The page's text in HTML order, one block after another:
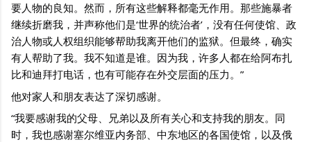
要人物的良知。然而，所有这些解释都毫无作用。那些施暴者
继续折磨我，并声称他们是‘世界的统治者’，没有任何使馆、政
治人物或人权组织能够帮助我离开他们的监狱。但最终，确实
有人帮助了我。我不知道是谁。因为我，许多人都在给阿布扎
比和迪拜打电话，也有可能存在外交层面的压力。”
他对家人和朋友表达了深切感谢。
“我要感谢我的父母、兄弟以及所有关心和支持我的朋友。同
时，我也感谢塞尔维亚内务部、中东地区的各国使馆，以及俄